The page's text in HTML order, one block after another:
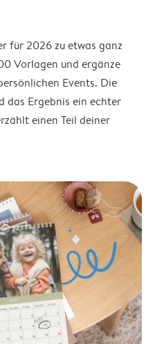
für 2026 zu etwas ganz
Vorlagen und ergänze
Events. Die
das Ergebnis ein echter
einen Teil deiner